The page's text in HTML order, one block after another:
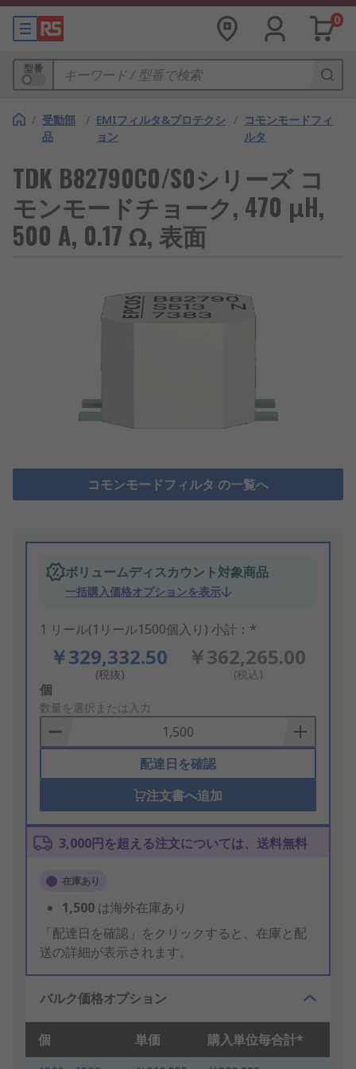
0
型番
/ 受動部
品
/ EMIフィルタ&プロテクシ
ョン
/ コモンモードフィ
ルタ
TDK B82790C0/S0シリーズ コ
モンモードチョーク, 470 μH,
500 A, 0.17 Ω, 表面
コモンモードフィルタ の一覧へ
ボリュームディスカウント対象商品
一括購入価格オプションを表示
1 リール(1リール1500個入り) 小計：*
￥329,332.50
(税抜)
￥362,265.00
(税込)
Add
to
Basket
個
数量を選択または入力
配達日を確認
注文書へ追加
3,000円を超える注文については、送料無料
在庫あり
1,500 は海外在庫あり
「配達日を確認」をクリックすると、在庫と配
送の詳細が表示されます。
バルク価格オプション
個 単価 購入単位毎合計*